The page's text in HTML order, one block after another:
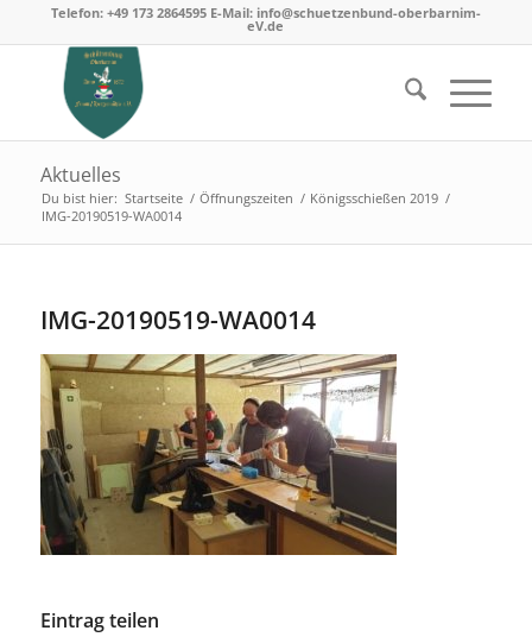
Telefon: +49 173 2864595 E-Mail: info@schuetzenbund-oberbarnim-
eV.de
Aktuelles
Du bist hier: Startseite / Öffnungszeiten / Königsschießen 2019 /
IMG-20190519-WA0014
IMG-20190519-WA0014
Eintrag teilen